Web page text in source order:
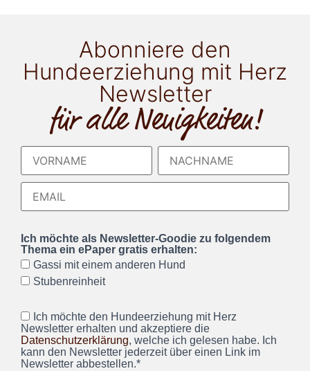
Abonniere den
Hundeerziehung mit Herz
Newsletter
für alle Neuigkeiten!
Ich möchte als Newsletter-Goodie zu folgendem
Thema ein ePaper gratis erhalten:
Gassi mit einem anderen Hund
Stubenreinheit
Ich möchte den Hundeerziehung mit Herz
Newsletter erhalten und akzeptiere die
Datenschutzerklärung, welche ich gelesen habe. Ich
kann den Newsletter jederzeit über einen Link im
Newsletter abbestellen.*